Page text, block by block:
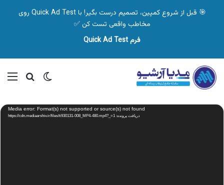
🎯 قبل از شروع کمپین، تصمیم درست بگیر! با Quick Ad Test روی
مخاطب واقعی تست کن ✅
فرم Quick Ad Test
تغییر پوسته
نمایشگر
ویدیو Media error: Format(s) not supported or source(s) not found
دریافت پرونده: https://cdn.mediaarshiv.ir/files/ti930131-008_MP4-480.mp4?_=1